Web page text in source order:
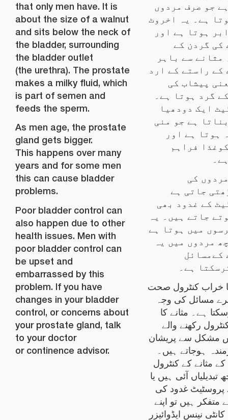
that only men have. It is
about the size of a walnut
and sits below the neck of
the bladder, surrounding
the bladder outlet
(the urethra). The prostate
makes a milky fluid, which
is part of semen and
feeds the sperm.
As men age, the prostate
gland gets bigger.
This happens over many
years and for some men
this can cause bladder
problems.
Poor bladder control can
also happen due to other
health issues. Men with
poor bladder control can
be upset and
embarrassed by this
problem. If you have
changes in your bladder
control, or concerns about
your prostate gland, talk
to your doctor
or continence advisor.
جو صرف مردوں
ہے۔ یہ اخروٹ
ہوتا ہے اور
کی گردن کے
مثانے سے باہر
کے راستے کے ارد
پیشاب کی
گرد ہوتا ہے۔
ایک دودھیا
ہے جو منی
ہوتا ہے اور
فراہم
کی
جاتی ہے
کے غدود بھی
جاتے ہیں۔ یہ
میں ہوتا ہے
مردوں میں یہ
کےمسائل
ہے۔
خراب کنٹرول صحت
مسائل کی وجہ
ہے۔ مثانے کا
رکھنے والے
مشکل سے پریشان
ہوجاتے ہیں۔
مثانے کے کنٹرول
تبدیلیاں آئی ہیں یا
پروسٹیٹ غدود کی
ہیں تو اپنے
کانٹی نینس ایڈوائیزر